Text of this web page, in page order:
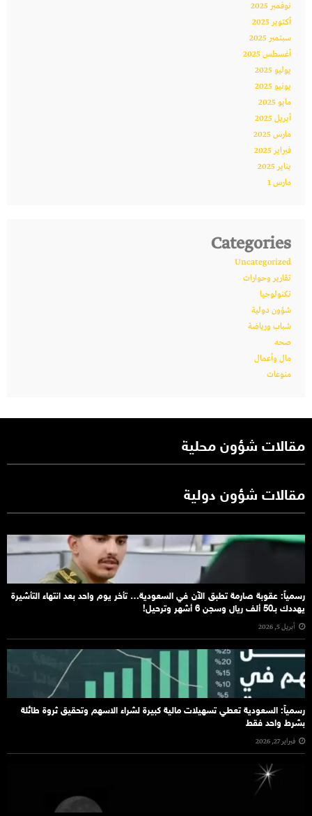
نوفمبر 2025
أكتوبر 2025
سبتمبر 2025
أغسطس 2025
يوليو 2025
يونيو 2025
مايو 2025
أبريل 2025
مارس 2025
فبراير 2025
يناير 2025
مارس 1
Categories
Uncategorized
تقارير وحوارات
تكنولوجيا
شؤون دولية
شباب ورياضة
صحه
مال وأعمال
منوعات
مقالات شؤون محلية
مقالات شؤون دولية
رسمياً: عقوبة صارمة تطبق الآن في السعودية… تأخر يوم واحد بعد انتهاء التأشيرة
يهددك بـ50 ألف ريال وسجن 6 أشهر وترحيل!
أبريل 5, 2026
رسمياً: السعودية تعطي تسهيلات مالية كبيرة لشراء الاسهم وتحقيق ثروة طائلة
بشرط واحد فقط
فبراير 27, 2026